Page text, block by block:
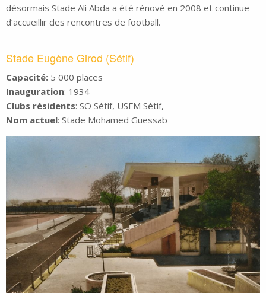
désormais Stade Ali Abda a été rénové en 2008 et continue
d’accueillir des rencontres de football.
Stade Eugène Girod (Sétif)
Capacité: 5 000 places
Inauguration: 1934
Clubs résidents: SO Sétif, USFM Sétif,
Nom actuel: Stade Mohamed Guessab